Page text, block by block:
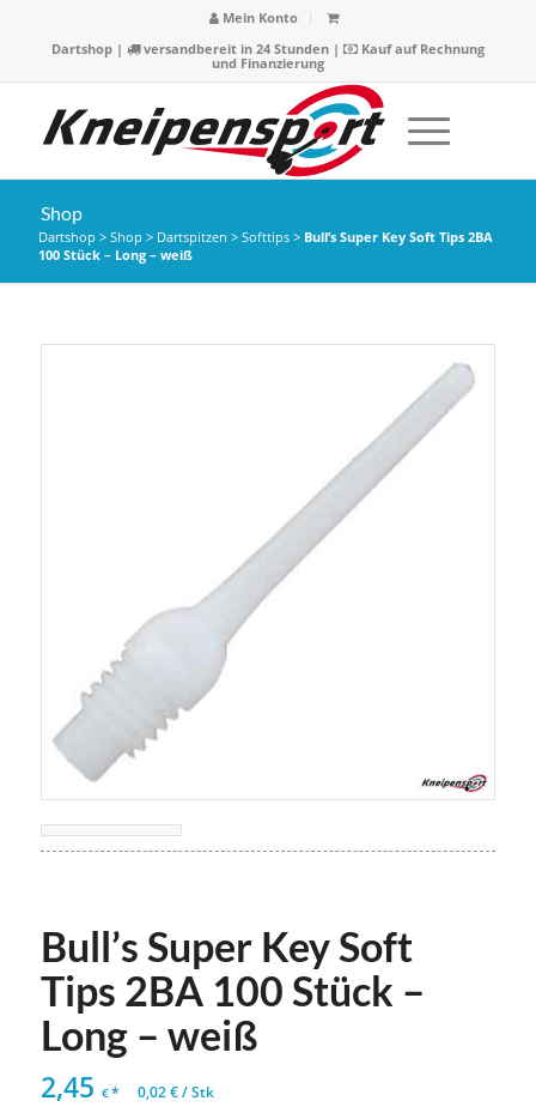
Mein Konto
Dartshop| versandbereit in 24 Stunden |
Kauf auf Rechnung
und Finanzierung
Shop
Dartshop > Shop > Dartspitzen > Softtips> Bull’s Super Key Soft Tips 2BA
100 Stück – Long – weiß
Bull’s Super Key Soft
Tips 2BA 100 Stück –
Long – weiß
2,45 €* 0,02€/Stk